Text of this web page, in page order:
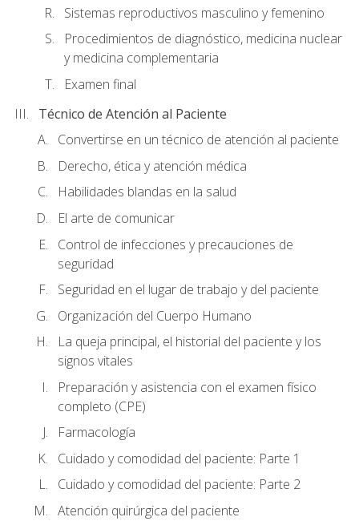
Sistemas reproductivos masculino y femenino
Procedimientos de diagnóstico, medicina nuclear
y medicina complementaria
Examen final
Técnico de Atención al Paciente
Convertirse en un técnico de atención al paciente
Derecho, ética y atención médica
Habilidades blandas en la salud
El arte de comunicar
Control de infecciones y precauciones de
seguridad
Seguridad en el lugar de trabajo y del paciente
Organización del Cuerpo Humano
La queja principal, el historial del paciente y los
signos vitales
Preparación y asistencia con el examen físico
completo (CPE)
Farmacología
Cuidado y comodidad del paciente: Parte 1
Cuidado y comodidad del paciente: Parte 2
Atención quirúrgica del paciente